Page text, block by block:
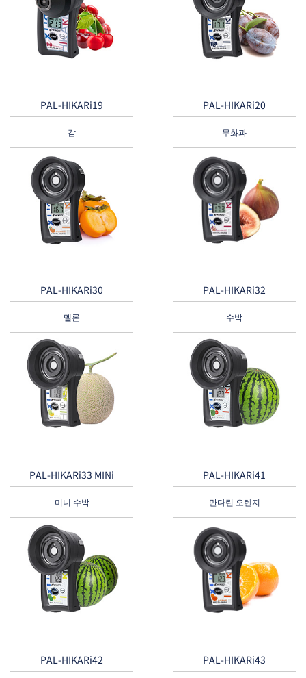
PAL-HIKARi19
감
PAL-HIKARi20
무화과
PAL-HIKARi30
멜론
PAL-HIKARi32
수박
PAL-HIKARi33 MINi
미니 수박
PAL-HIKARi41
만다린 오렌지
PAL-HIKARi42 PAL-HIKARi43